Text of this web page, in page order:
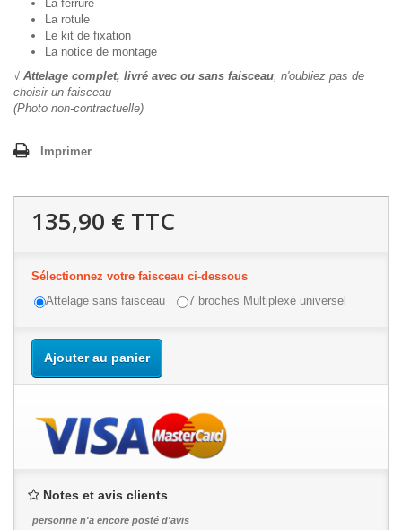
La ferrure
La rotule
Le kit de fixation
La notice de montage
√ Attelage complet, livré avec ou sans faisceau, n'oubliez pas de
choisir un faisceau
(Photo non-contractuelle)
Imprimer
135,90 € TTC
Sélectionnez votre faisceau ci-dessous
Attelage sans faisceau
7 broches Multiplexé universel
Ajouter au panier
Notes et avis clients
personne n'a encore posté d'avis